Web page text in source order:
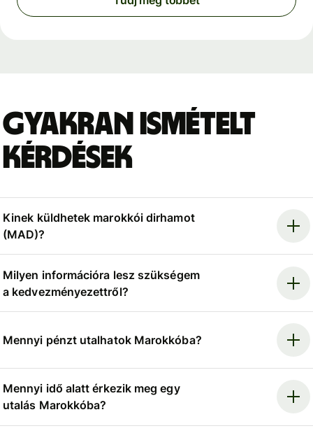
Gyakran ismételt
kérdések
Kinek küldhetek marokkói dirhamot
(MAD)?
Milyen információra lesz szükségem
a kedvezményezettről?
Mennyi pénzt utalhatok Marokkóba?
Mennyi idő alatt érkezik meg egy
utalás Marokkóba?